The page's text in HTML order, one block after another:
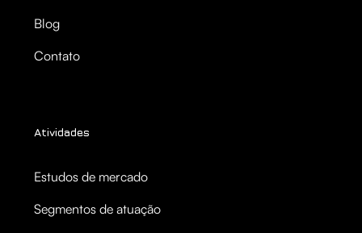
Blog
Contato
Atividades
Estudos de mercado
Segmentos de atuação